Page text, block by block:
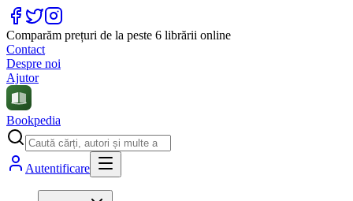
Comparăm prețuri de la peste 6 librării online
Contact
Despre noi
Ajutor
Bookpedia
Autentificare